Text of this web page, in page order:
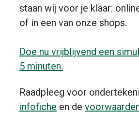
staan wij voor je klaar:
of in een van onze shops.
Doe nu vrijblijvend een
5 minuten.
Raadpleeg voor
infofiche en de